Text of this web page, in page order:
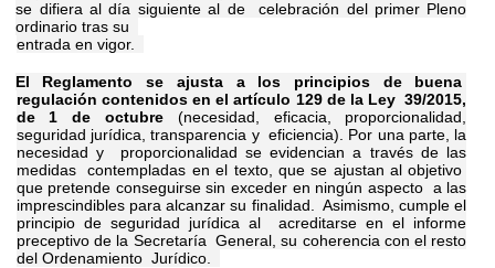
se difiera al día siguiente al de celebración del primer Pleno
ordinario tras su
entrada en vigor.
El Reglamento se ajusta a los principios de buena
regulación contenidos en el artículo 129 de la Ley 39/2015,
de 1 de octubre (necesidad, eficacia, proporcionalidad,
seguridad jurídica, transparencia y eficiencia). Por una parte, la
necesidad y proporcionalidad se evidencian a través de las
medidas contempladas en el texto, que se ajustan al objetivo
que pretende conseguirse sin exceder en ningún aspecto a las
imprescindibles para alcanzar su finalidad. Asimismo, cumple el
principio de seguridad jurídica al acreditarse en el informe
preceptivo de la Secretaría General, su coherencia con el resto
del Ordenamiento Jurídico.